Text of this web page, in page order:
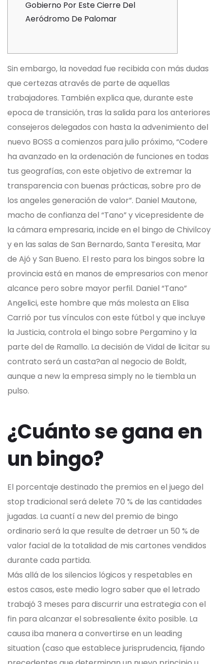
Gobierno Por Este Cierre Del
Aeródromo De Palomar
Sin embargo, la novedad fue recibida con más dudas
que certezas através de parte de aquellas
trabajadores. También explica que, durante este
epoca de transición, tras la salida para los anteriores
consejeros delegados con hasta la advenimiento del
nuevo BOSS a comienzos para julio próximo, “Codere
ha avanzado en la ordenación de funciones en todas
tus geografías, con este objetivo de extremar la
transparencia con buenas prácticas, sobre pro de
los angeles generación de valor”. Daniel Mautone,
macho de confianza del “Tano” y vicepresidente de
la cámara empresaria, incide en el bingo de Chivilcoy
y en las salas de San Bernardo, Santa Teresita, Mar
de Ajó y San Bueno. El resto para los bingos sobre la
provincia está en manos de empresarios con menor
alcance pero sobre mayor perfil. Daniel “Tano”
Angelici, este hombre que más molesta an Elisa
Carrió por tus vínculos con este fútbol y que incluye
la Justicia, controla el bingo sobre Pergamino y la
parte del de Ramallo. La decisión de Vidal de licitar su
contrato será un casta?an al negocio de Boldt,
aunque a new la empresa simply no le tiembla un
pulso.
¿Cuánto se gana en
un bingo?
El porcentaje destinado the premios en el juego del
stop tradicional será delete 70 % de las cantidades
jugadas. La cuantí a new del premio de bingo
ordinario será la que resulte de detraer un 50 % de
valor facial de la totalidad de mis cartones vendidos
durante cada partida.
Más allá de los silencios lógicos y respetables en
estos casos, este medio logro saber que el letrado
trabajó 3 meses para discurrir una estrategia con el
fin para alcanzar el sobresaliente éxito posible. La
causa iba manera a convertirse en un leading
situation (caso que establece jurisprudencia, fijando